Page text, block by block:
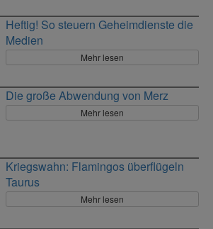
Heftig! So steuern Geheimdienste die
Medien
Mehr lesen
Die große Abwendung von Merz
Mehr lesen
Kriegswahn: Flamingos überflügeln
Taurus
Mehr lesen